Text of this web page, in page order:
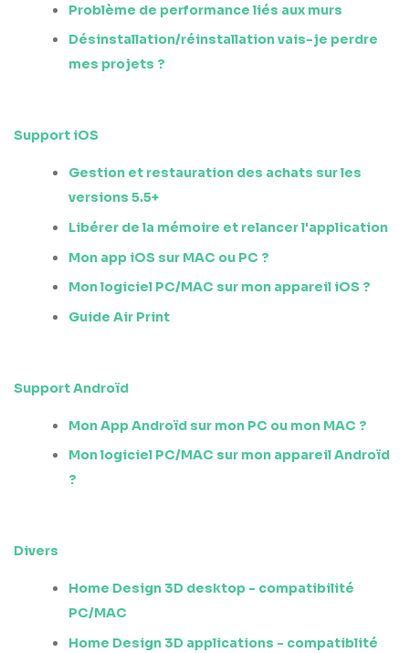
Problème de performance liés aux murs
Désinstallation/réinstallation vais-je perdre
mes projets ?
Support iOS
Gestion et restauration des achats sur les
versions 5.5+
Libérer de la mémoire et relancer l'application
Mon app iOS sur MAC ou PC ?
Mon logiciel PC/MAC sur mon appareil iOS ?
Guide Air Print
Support Androïd
Mon App Androïd sur mon PC ou mon MAC ?
Mon logiciel PC/MAC sur mon appareil Androïd
?
Divers
Home Design 3D desktop - compatibilité
PC/MAC
Home Design 3D applications - compatiblité